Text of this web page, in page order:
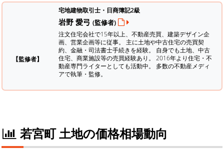
【監修者】
宅地建物取引士・日商簿記2級
岩野 愛弓 (監修者)
注文住宅会社で15年以上、不動産売買、建築デザイン企
画、営業企画等に従事。 主に土地や中古住宅の売買契
約、金融・司法書士手続きを経験。 自身でも土地、中古
住宅、商業施設等の売買経験あり。 2016年より住宅・不
動産専門ライターとしても活動中。 多数の不動産メディ
アで執筆・監修。
若宮町 土地の価格相場動向